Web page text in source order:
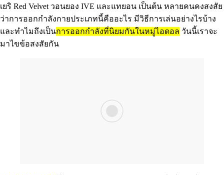
เยริ Red Velvet วอนยอง IVE และแทยอน เป็นต้น หลายคนคงสงสัย
ว่าการออกกำลังกายประเภทนี้คืออะไร มีวิธีการเล่นอย่างไรบ้าง
และทำไมถึงเป็นการออกกำลังที่นิยมกันในหมู่ไอดอล วันนี้เราจะ
มาไขข้อสงสัยกัน